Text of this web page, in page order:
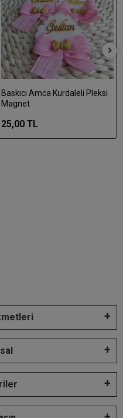
Baskıcı Amca Kurdaleli Pleksi
Magnet
25,00 TL